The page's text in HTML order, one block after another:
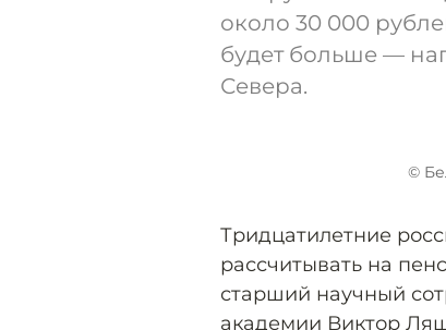
около 30 000
будет больше —
Севера.
©
Тридцатилетние
рассчитывать на
старший научный
академии Виктор